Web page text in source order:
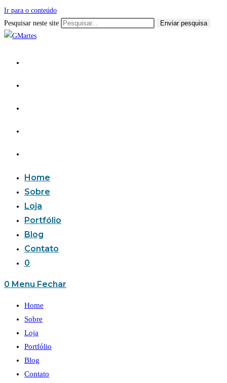
Ir para o conteúdo
Pesquisar neste site
Enviar pesquisa
Home
Sobre
Loja
Portfólio
Blog
Contato
0
0 Menu Fechar
Home
Sobre
Loja
Portfólio
Blog
Contato